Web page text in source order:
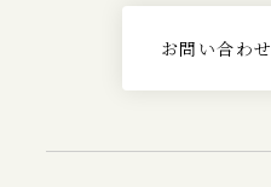
お問い合わせ